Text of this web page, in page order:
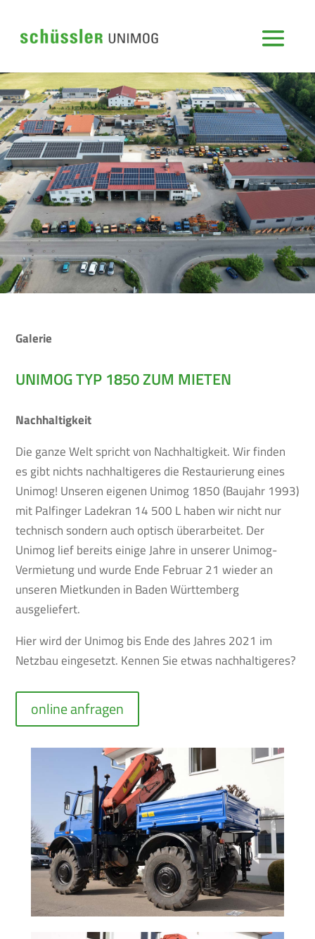
Galerie
UNIMOG TYP 1850 ZUM MIETEN
Nachhaltigkeit
Die ganze Welt spricht von Nachhaltigkeit. Wir finden
es gibt nichts nachhaltigeres die Restaurierung eines
Unimog! Unseren eigenen Unimog 1850 (Baujahr 1993)
mit Palfinger Ladekran 14 500 L haben wir nicht nur
technisch sondern auch optisch überarbeitet. Der
Unimog lief bereits einige Jahre in unserer Unimog-
Vermietung und wurde Ende Februar 21 wieder an
unseren Mietkunden in Baden Württemberg
ausgeliefert.
Hier wird der Unimog bis Ende des Jahres 2021 im
Netzbau eingesetzt. Kennen Sie etwas nachhaltigeres?
online anfragen